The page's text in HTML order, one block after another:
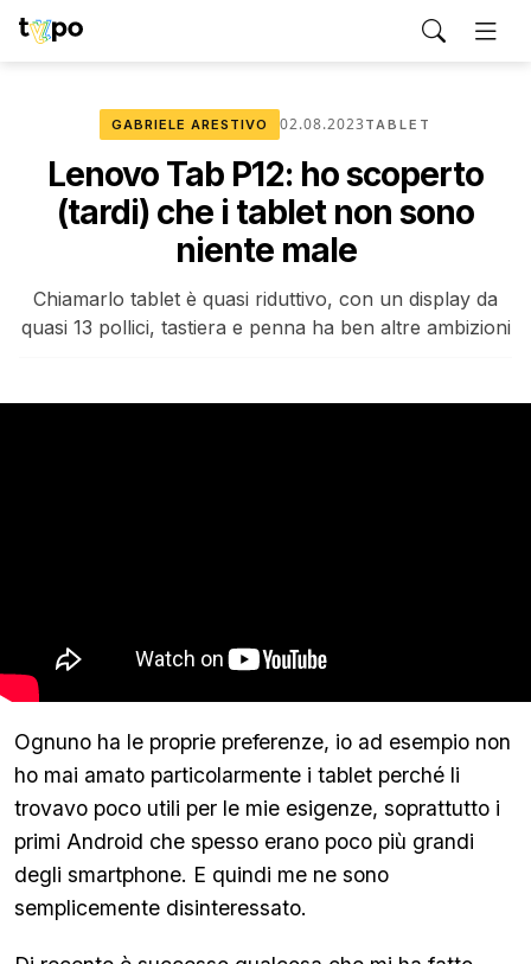
GABRIELE ARESTIVO 02.08.2023 TABLET
Lenovo Tab P12: ho scoperto
(tardi) che i tablet non sono
niente male
Chiamarlo tablet è quasi riduttivo, con un display da
quasi 13 pollici, tastiera e penna ha ben altre ambizioni
Ognuno ha le proprie preferenze, io ad esempio non
ho mai amato particolarmente i tablet perché li
trovavo poco utili per le mie esigenze, soprattutto i
primi Android che spesso erano poco più grandi
degli smartphone. E quindi me ne sono
semplicemente disinteressato.